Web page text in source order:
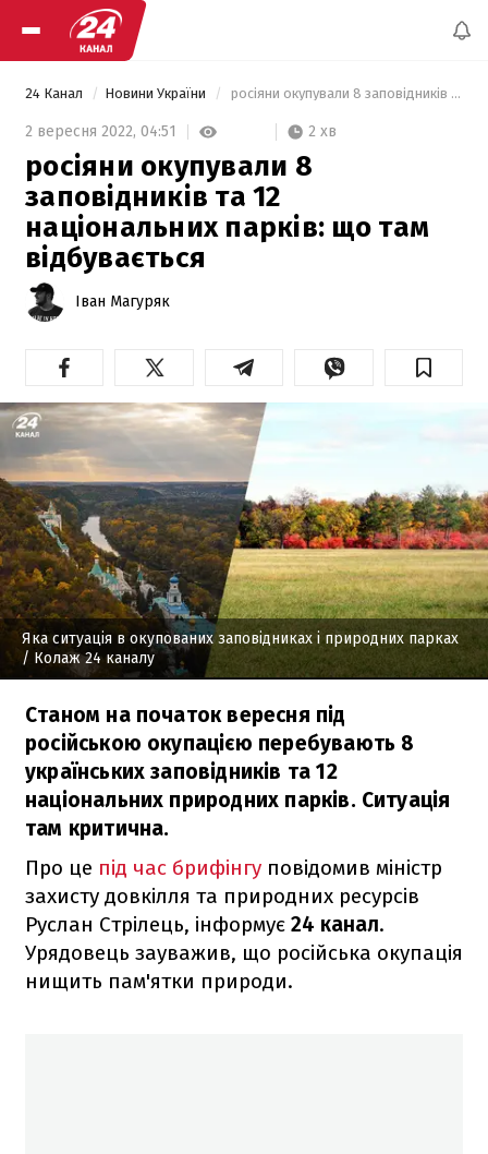
24 Канал Новини України росіяни окупували 8 заповідників та 12 національних парків: що там відбувається
2 вересня 2022, 04:51 2 хв
росіяни окупували 8
заповідників та 12
національних парків: що там
відбувається
Іван Магуряк
Яка ситуація в окупованих заповідниках і природних парках
/ Колаж 24 каналу
Станом на початок вересня під
російською окупацією перебувають 8
українських заповідників та 12
національних природних парків. Ситуація
там критична.
Про це під час брифінгу повідомив міністр
захисту довкілля та природних ресурсів
Руслан Стрілець, інформує 24 канал.
Урядовець зауважив, що російська окупація
нищить пам'ятки природи.